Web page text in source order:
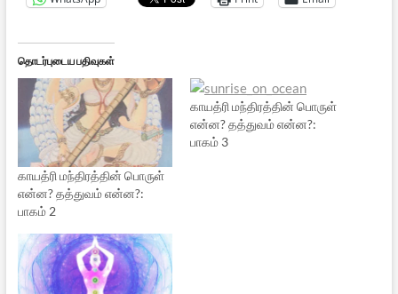
தொடர்புடைய பதிவுகள்
காயத்ரி மந்திரத்தின் பொருள்
என்ன? தத்துவம் என்ன?:
பாகம் 2
காயத்ரி மந்திரத்தின் பொருள்
என்ன? தத்துவம் என்ன?:
பாகம் 3